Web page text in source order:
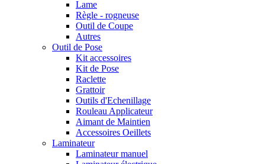
Lame
Règle - rogneuse
Outil de Coupe
Autres
Outil de Pose
Kit accessoires
Kit de Pose
Raclette
Grattoir
Outils d'Echenillage
Rouleau Applicateur
Aimant de Maintien
Accessoires Oeillets
Laminateur
Laminateur manuel